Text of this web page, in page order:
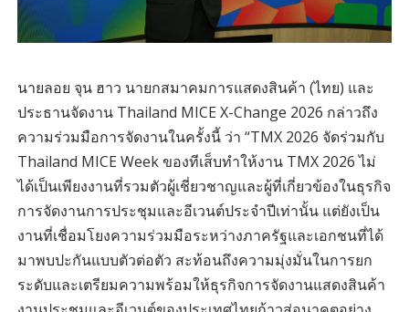
นายลอย จุน ฮาว นายกสมาคมการแสดงสินค้า (ไทย) และ
ประธานจัดงาน Thailand MICE X-Change 2026 กล่าวถึง
ความร่วมมือการจัดงานในครั้งนี้ ว่า “TMX 2026 จัดร่วมกับ
Thailand MICE Week ของทีเส็บทำให้งาน TMX 2026 ไม่
ได้เป็นเพียงงานที่รวมตัวผู้เชี่ยวชาญและผู้ที่เกี่ยวข้องในธุรกิจ
การจัดงานการประชุมและอีเวนต์ประจำปีเท่านั้น แต่ยังเป็น
งานที่เชื่อมโยงความร่วมมือระหว่างภาครัฐและเอกชนที่ได้
มาพบปะกันแบบตัวต่อตัว สะท้อนถึงความมุ่งมั่นในการยก
ระดับและเตรียมความพร้อมให้ธุรกิจการจัดงานแสดงสินค้า